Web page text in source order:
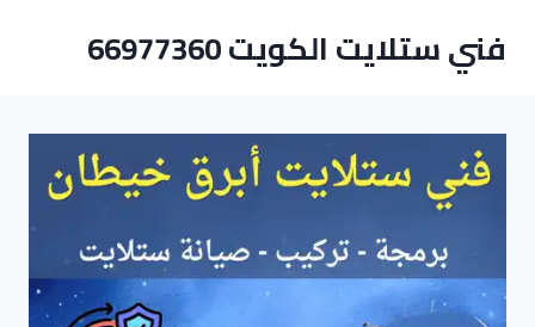
المحتوى
فني ستلايت الكويت 66977360